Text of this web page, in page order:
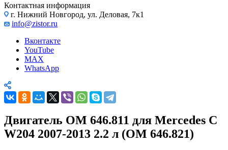
Контактная информация
г. Нижний Новгород, ул. Деловая, 7к1
info@zistor.ru
Вконтакте
YouTube
MAX
WhatsApp
Двигатель OM 646.811 для Mercedes C
W204 2007-2013 2.2 л (OM 646.821)